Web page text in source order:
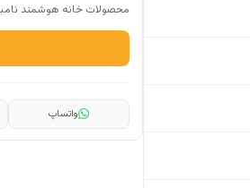
محصولات خانه هوشمند
واتساپ